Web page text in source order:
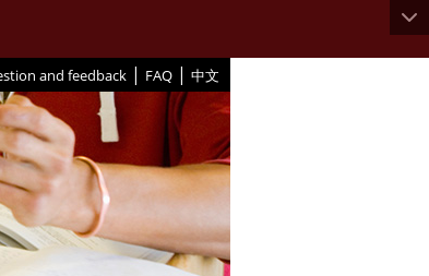
and feedback | FAQ | 中文